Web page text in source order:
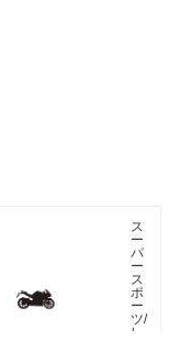
ス
ー
パ
ー
ス
ポ
ー
ツ/
レ